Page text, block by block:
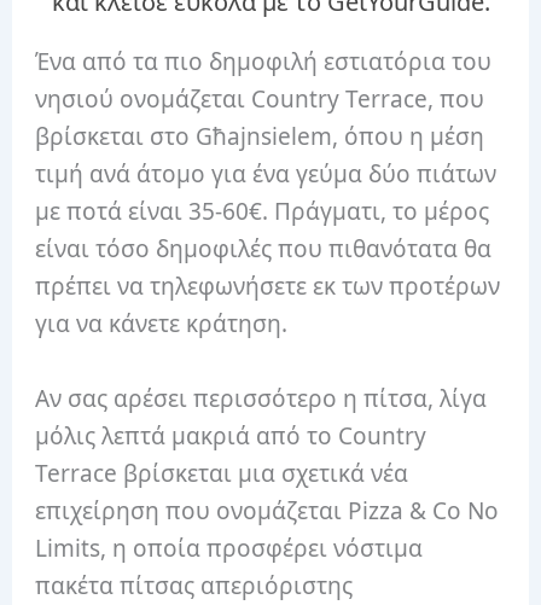
Ένα από τα πιο δημοφιλή εστιατόρια του
νησιού ονομάζεται Country Terrace, που
βρίσκεται στο Għajnsielem, όπου η μέση
τιμή ανά άτομο για ένα γεύμα δύο πιάτων
με ποτά είναι 35-60€. Πράγματι, το μέρος
είναι τόσο δημοφιλές που πιθανότατα θα
πρέπει να τηλεφωνήσετε εκ των προτέρων
για να κάνετε κράτηση.
Αν σας αρέσει περισσότερο η πίτσα, λίγα
μόλις λεπτά μακριά από το Country
Terrace βρίσκεται μια σχετικά νέα
επιχείρηση που ονομάζεται Pizza & Co No
Limits, η οποία προσφέρει νόστιμα
πακέτα πίτσας απεριόριστης